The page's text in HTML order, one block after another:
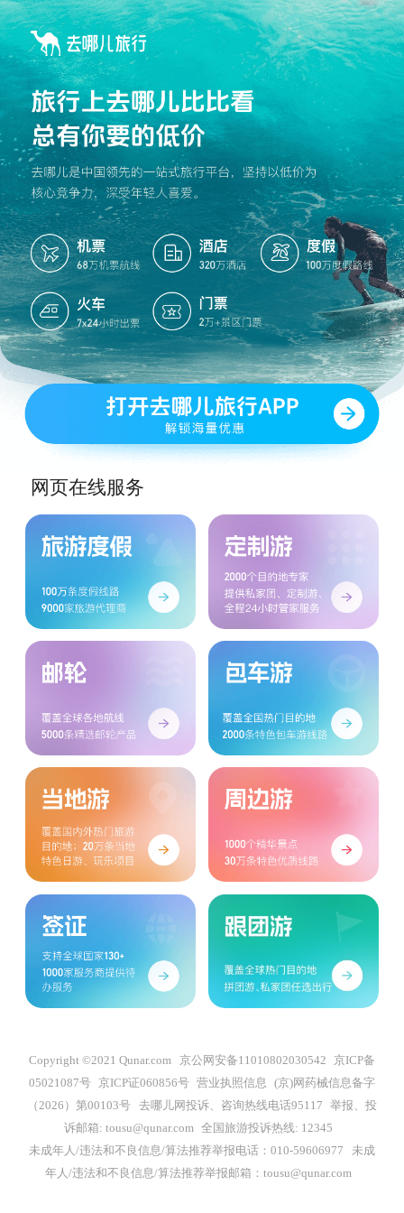
网页在线服务
Copyright ©2021 Qunar.com 京公网安备11010802030542
京ICP备
05021087号 京ICP证060856号 营业执照信息
(京)网药械信息备字
（2026）第00103号
去哪儿网投诉、咨询热线电话95117
举报、投
诉邮箱: tousu@qunar.com 全国旅游投诉热线: 12345
未成年人/违法和不良信息/算法推荐举报电话：010-59606977
未成
年人/违法和不良信息/算法推荐举报邮箱：tousu@qunar.com